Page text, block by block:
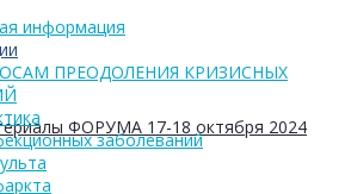
ФОРУМА 17-18 октября 2024
информация
ПРЕОДОЛЕНИЯ КРИЗИСНЫХ
заболеваний